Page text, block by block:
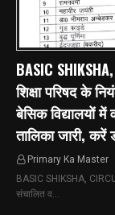
BASIC
शिक्षा परिषद के
बेसिक विद्यालयों
तालिका जारी, करें
Primary Ka Master
BASIC SHIKSHA,
संचालित व…